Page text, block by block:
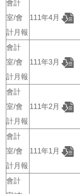
會計
室/會
計月報
111年4月
會計
室/會
計月報
111年3月
會計
室/會
計月報
111年2月
會計
室/會
計月報
111年1月
會計